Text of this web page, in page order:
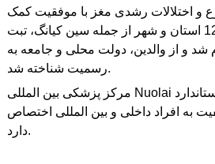
و اختلالات رشدی مغز با موفقیت کمک
کرده است. پروژه ها در 12 استان و شهر از جمله سین کیانگ، تبت
شد و از والدین، دولت محلی و جامعه به
رسمیت شناخته شد.
مرکز پزشکی بین المللی Nuolai به ارائه خدمات پزشکی استاندارد
به افراد داخلی و بین المللی اختصاص
دارد.